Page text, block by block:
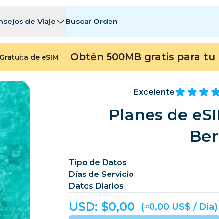
de Viaje Buscar Orden
Andorra
Bosnia
Costa Rica
Dinamarca Dominica
Europa
de eSIM Obtén 500MB gratis para tu
Excelente
Planes de
Tipo de Datos
Días de Servicio
Datos Diarios
USD: $0,00 (≈0,00 US$ / Día)